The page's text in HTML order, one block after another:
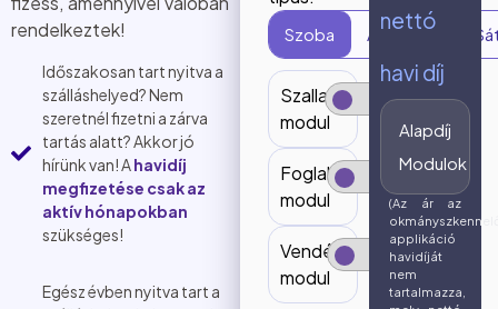
rendelkeztek!
Időszakosan tart nyitva a
szálláshelyed? Nem
szeretnél fizetni a zárva
tartás alatt? Akkor jó
hírünk van! Ahavidíj
megfizetése csak az
aktív hónapokban
szükséges!
Egész évben nyitva tart a
Szoba Apartman
Szallas.hu
modul
Foglalómotor
modul
Vendégadat
modul
nettó
havi díj
Alapdíj
Modulok
(Az ár az
applikáció
havidíját
nem
tartalmazza,